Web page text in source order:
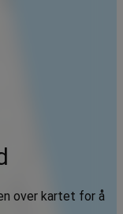
over kartet for å